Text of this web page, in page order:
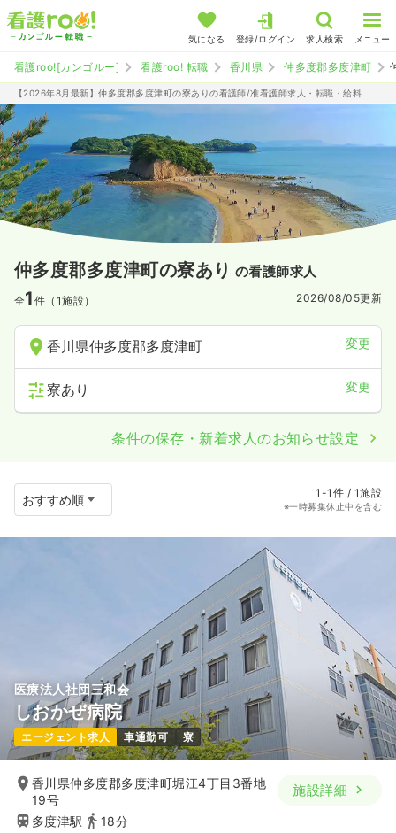
気になる 登録/ログイン 求人検索 メニュー
看護roo![カンゴルー] 看護roo! 転職 香川県 仲多度郡多度津町
【2026年8月最新】仲多度郡多度津町の寮ありの看護師/准看護師求人・転職・給料
仲多度郡多度津町の寮あり の看護師求人
全1 件（1施設） 2026/08/05更新
香川県仲多度郡多度津町 変更
寮あり 変更
条件の保存・新着求人のお知らせ設定
1-1件 / 1施設
※一時募集休止中を含む
医療法人社団三和会
しおかぜ病院
エージェント求人 車通勤可 寮
香川県仲多度郡多度津町堀江4丁目3番地
19号
多度津駅
18分
施設詳細